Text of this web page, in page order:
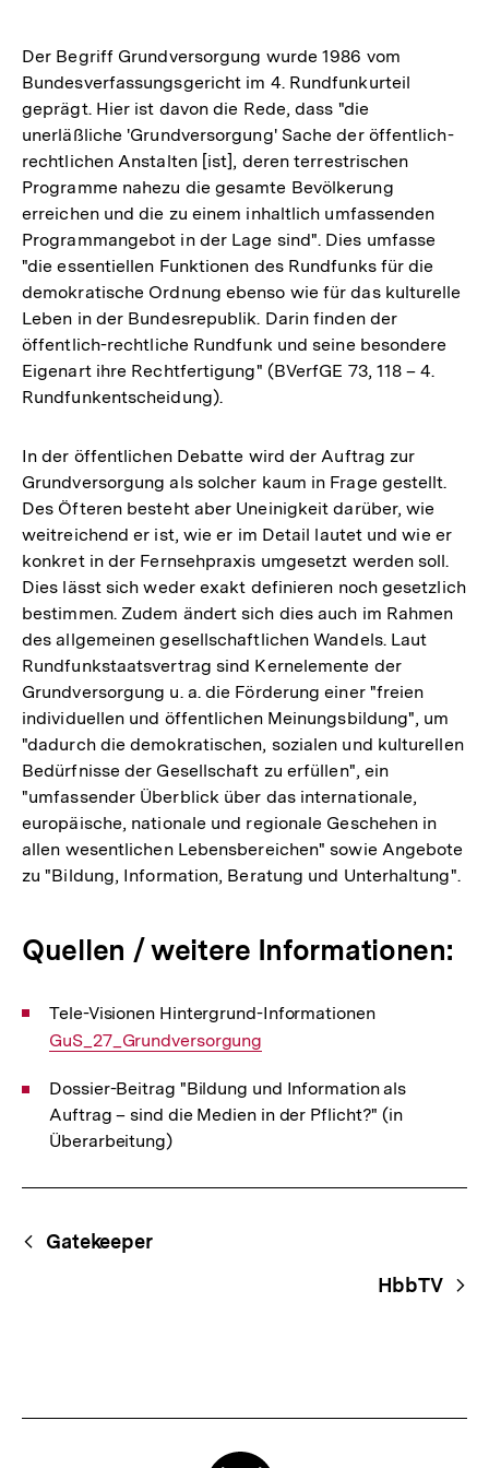
Der Begriff Grundversorgung wurde 1986 vom
Bundesverfassungsgericht im 4. Rundfunkurteil
geprägt. Hier ist davon die Rede, dass "die
unerläßliche 'Grundversorgung' Sache der öffentlich-
rechtlichen Anstalten [ist], deren terrestrischen
Programme nahezu die gesamte Bevölkerung
erreichen und die zu einem inhaltlich umfassenden
Programmangebot in der Lage sind". Dies umfasse
"die essentiellen Funktionen des Rundfunks für die
demokratische Ordnung ebenso wie für das kulturelle
Leben in der Bundesrepublik. Darin finden der
öffentlich-rechtliche Rundfunk und seine besondere
Eigenart ihre Rechtfertigung" (BVerfGE 73, 118 – 4.
Rundfunkentscheidung).
In der öffentlichen Debatte wird der Auftrag zur
Grundversorgung als solcher kaum in Frage gestellt.
Des Öfteren besteht aber Uneinigkeit darüber, wie
weitreichend er ist, wie er im Detail lautet und wie er
konkret in der Fernsehpraxis umgesetzt werden soll.
Dies lässt sich weder exakt definieren noch gesetzlich
bestimmen. Zudem ändert sich dies auch im Rahmen
des allgemeinen gesellschaftlichen Wandels. Laut
Rundfunkstaatsvertrag sind Kernelemente der
Grundversorgung u. a. die Förderung einer "freien
individuellen und öffentlichen Meinungsbildung", um
"dadurch die demokratischen, sozialen und kulturellen
Bedürfnisse der Gesellschaft zu erfüllen", ein
"umfassender Überblick über das internationale,
europäische, nationale und regionale Geschehen in
allen wesentlichen Lebensbereichen" sowie Angebote
zu "Bildung, Information, Beratung und Unterhaltung".
Quellen / weitere Informationen:
Tele-Visionen Hintergrund-InformationenInterner
GuS_27_Grundversorgung
Dossier-Beitrag "Bildung und Information als
Auftrag – sind die Medien in der Pflicht?" (in
Überarbeitung)
Begriffsnavigation
Content-
Navigation
Gatekeeper
HbbTV